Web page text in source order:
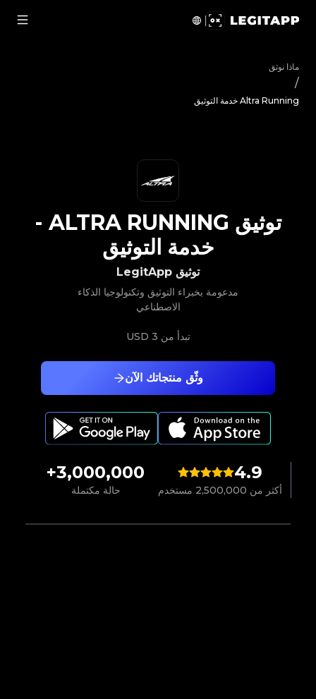
ماذا نوثق
/
Altra Running خدمة التوثيق
4.9
أكثر من 2,500,000 مستخدم
3,000,000+
حالة مكتملة
وثّق منتجاتك الآن
توثيق LegitApp
مدعومة بخبراء التوثيق وتكنولوجيا الذكاء
الاصطناعي
تبدأ من 3 USD
توثيق ALTRA RUNNING
-
خدمة التوثيق